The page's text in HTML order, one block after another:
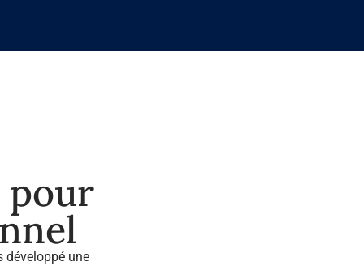
pour
développé une